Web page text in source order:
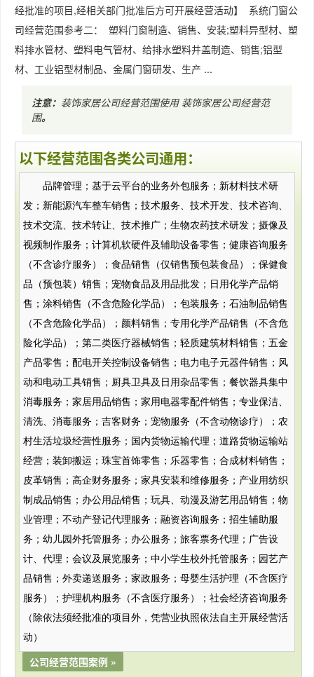
经批准的项目,经相关部门批准后方可开展经营活动】 系统门窗公
司经营范围参考二： 塑料门窗制造、销售、安装;塑料异型材、塑
料排水管材、塑料电气管材、给排水塑料井盖制造、销售;铝型
材、工业铝型材制品、金属门窗研发、生产 ...
注意： 装饰家居公司经营范围使用 装饰家居公司经营范
围。
以下经营范围各类公司通用：
品牌管理；基于云平台的业务外包服务；新材料技术研
发；新能源汽车整车销售；技术服务、技术开发、技术咨询、
技术交流、技术转让、技术推广；生物农药技术研发；摄像及
视频制作服务；计算机软硬件及辅助设备零售；健康咨询服务
（不含诊疗服务）；食品销售（仅销售预包装食品）；保健食
品（预包装）销售；宠物食品及用品批发；日用化学产品销
售；涂料销售（不含危险化学品）；包装服务；石油制品销售
（不含危险化学品）；颜料销售；专用化学产品销售（不含危
险化学品）；第二类医疗器械销售；轻质建筑材料销售；五金
产品零售；配电开关控制设备销售；电力电子元器件销售；风
动和电动工具销售；厨具卫具及日用杂品零售；餐饮器具集中
消毒服务；家居用品销售；家用电器零配件销售；专业保洁、
清洗、消毒服务；吉客财务；宠物服务（不含动物诊疗）；农
村生活垃圾经营性服务；国内货物运输代理；道路货物运输站
经营；装卸搬运；珠宝首饰零售；乐器零售；合成材料销售；
皮革销售；高企财务服务；家具安装和维修服务；产业用纺织
制成品销售；办公用品销售；玩具、动漫及游艺用品销售；物
业管理；不动产登记代理服务；融资咨询服务；招生辅助服
务；幼儿园外托管服务；办公服务；旅客票务代理；广告设
计、代理；会议及展览服务；中小学生校外托管服务；园艺产
品销售；外卖递送服务；家政服务；母婴生活护理（不含医疗
服务）；护理机构服务（不含医疗服务）；社会经济咨询服务
（除依法须经批准的项目外，凭营业执照依法自主开展经营活
动）
公司经营范围案例 »